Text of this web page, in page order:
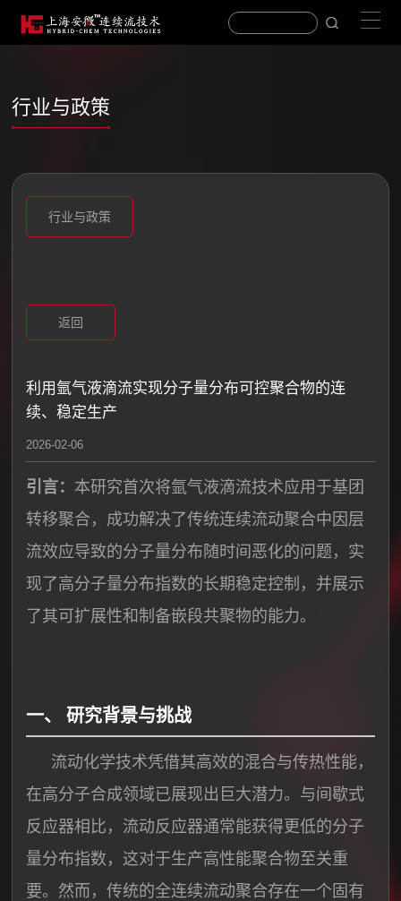
行业与政策
行业与政策
返回
利用氩气液滴流实现分子量分布可控聚合物的连
续、稳定生产
2026-02-06
引言： 本研究首次将氩气液滴流技术应用于基团
转移聚合，成功解决了传统连续流动聚合中因层
流效应导致的分子量分布随时间恶化的问题，实
现了高分子量分布指数的长期稳定控制，并展示
了其可扩展性和制备嵌段共聚物的能力。
一、 研究背景与挑战
流动化学技术凭借其高效的混合与传热性能，
在高分子合成领域已展现出巨大潜力。与间歇式
反应器相比，流动反应器通常能获得更低的分子
量分布指数，这对于生产高性能聚合物至关重
要。然而，传统的全连续流动聚合存在一个固有